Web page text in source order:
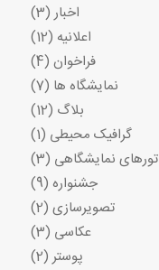
اخبار (3)
اعلانیه (12)
فراخوان (4)
نمایشگاه ها (7)
بلاگ (12)
گرافیک محیطی (1)
تورهای نمایشگاهی (3)
جشنواره (9)
تصویرسازی (2)
عکاسی (3)
پوستر (2)